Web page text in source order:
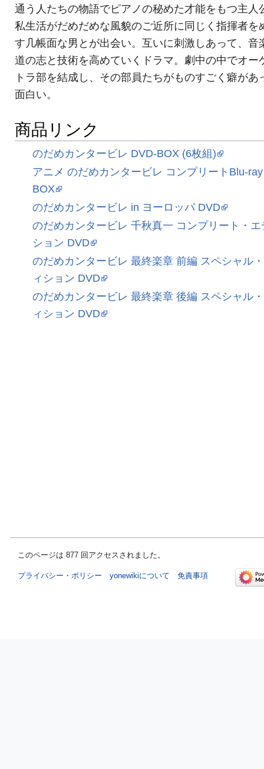
通う人たちの物語でピアノの秘めた才能をもつ主人
私生活がだめだめな風貌のご近所に同じく指揮者を
す几帳面な男とが出会い。互いに刺激しあって、音
道の志と技術を高めていくドラマ。劇中の中でオー
トラ部を結成し、その部員たちがものすごく癖があ
面白い。
商品リンク
のだめカンタービレ DVD-BOX (6枚組)
アニメ のだめカンタービレ コンプリートBlu-ray
BOX
のだめカンタービレ in ヨーロッパ DVD
のだめカンタービレ 千秋真一 コンプリート・エ
ション DVD
のだめカンタービレ 最終楽章 前編 スペシャル
ィション DVD
のだめカンタービレ 最終楽章 後編 スペシャル
ィション DVD
このページは 877 回アクセスされました。
プライバシー・ポリシー yonewikiについて 免責事項